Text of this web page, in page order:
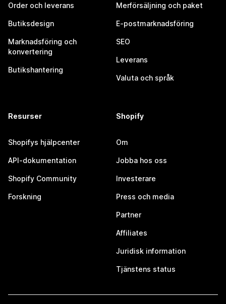
Order och leverans
Butiksdesign
Marknadsföring och
konvertering
Butikshantering
Merförsäljning och paket
E-postmarknadsföring
SEO
Leverans
Valuta och språk
Resurser
Shopifys hjälpcenter
API-dokumentation
Shopify Community
Forskning
Shopify
Om
Jobba hos oss
Investerare
Press och media
Partner
Affiliates
Juridisk information
Tjänstens status